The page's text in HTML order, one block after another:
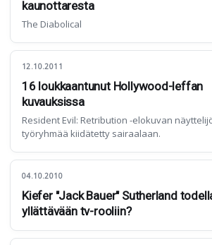
kaunottaresta
The Diabolical
12.10.2011
16 loukkaantunut Hollywood-leffan
kuvauksissa
Resident Evil: Retribution -elokuvan
työryhmää kiidätetty sairaalaan.
04.10.2010
Kiefer "Jack Bauer" Sutherland
yllättävään tv-rooliin?